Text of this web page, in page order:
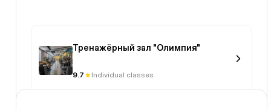
Тренажёрный зал "Олимпия"
9.7 Individual classes